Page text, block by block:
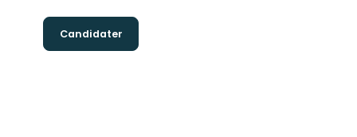
Candidater